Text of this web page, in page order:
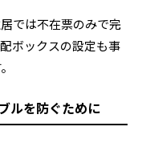
では不在票のみで完
ボックスの設定も事
ルを防ぐために